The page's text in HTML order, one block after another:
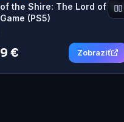
the Shire: The Lord of The
(PS5)
€ Zobraziť